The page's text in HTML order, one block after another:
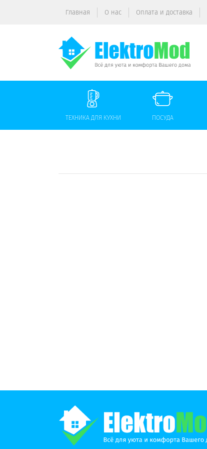
Главная О нас Оплата и доставка
ТЕХНИКА ДЛЯ КУХНИ ПОСУДА